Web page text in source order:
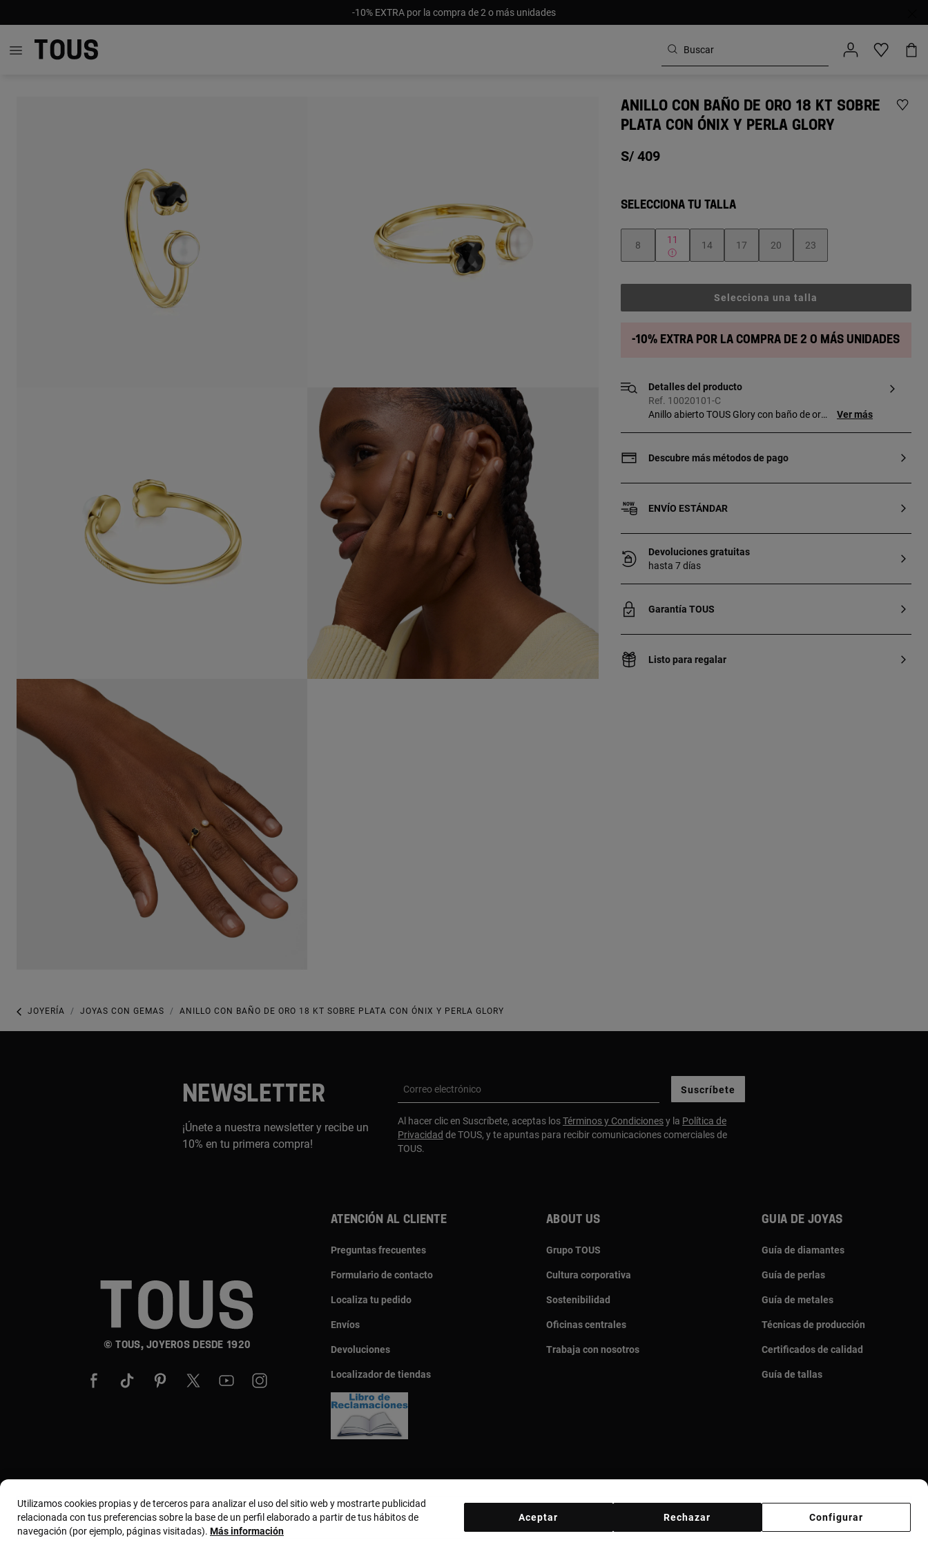
-10% EXTRA por la compra de 2 o más unidades
ANILLO CON BAÑO DE ORO 18 KT SOBRE
PLATA CON ÓNIX Y PERLA GLORY
S/ 409
SELECCIONA TU TALLA
8 11 14 17 20 23
Selecciona una talla
-10% extra por la compra de 2 o más unidades
Detalles del producto
Ref. 10020101-C
Anillo abierto TOUS Glory con baño de oro
primera ley recubierta de oro de 18kt con
otro metal entre ambos.
Ver más
Descubre más métodos de pago
ENVÍO ESTÁNDAR
Devoluciones gratuitas
hasta 7 días
Garantía TOUS
Listo para regalar
JOYERÍA JOYAS CON GEMAS ANILLO CON BAÑO DE ORO 18 KT SOBRE PLATA CON ÓNIX Y PERLA GLORY
NEWSLETTER
¡Únete a nuestra newsletter y recibe un
10% en tu primera compra!
Correo electrónico Suscríbete
Al hacer clic en Suscríbete, aceptas losTérminos y Condicionesy la Política de
Privacidad de TOUS, y te apuntas para recibir comunicaciones comerciales de
TOUS.
© TOUS, JOYEROS DESDE 1920
Atención al cliente
Preguntas frecuentes
Formulario de contacto
Localiza tu pedido
Envíos
Devoluciones
Localizador de tiendas
About us
Grupo TOUS
Cultura corporativa
Sostenibilidad
Oficinas centrales
Trabaja con nosotros
Guia de joyas
Guía de diamantes
Guía de perlas
Guía de metales
Técnicas de producción
Certificados de calidad
Guía de tallas
País y moneda: Perú / Peruvian Sol
Utilizamos cookies propias y de terceros para analizar el uso del sitio web y mostrarte publicidad
relacionada con tus preferencias sobre la base de un perfil elaborado a partir de tus hábitos de
navegación (por ejemplo, páginas visitadas). Más información
Configurar
Rechazar
Aceptar